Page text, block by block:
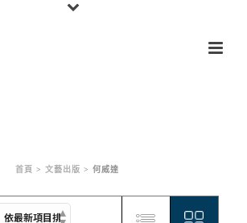
首頁 > 文藝出版 > 何威達